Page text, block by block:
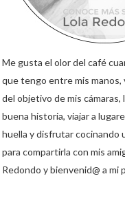
Me gusta el olor del café
que tengo entre mis manos,
del objetivo de mis cámaras,
buena historia, viajar a
huella y disfrutar cocinando
para compartirla con mis
Redondo y bienvenid@ a mi